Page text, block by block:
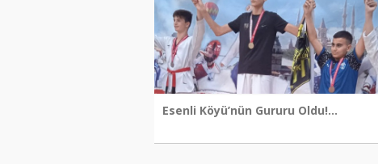
Esenli Köyü’nün Gururu Oldu!...